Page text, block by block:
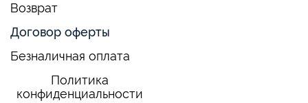
Возврат
Договор оферты
Безналичная оплата
Политика
конфиденциальности